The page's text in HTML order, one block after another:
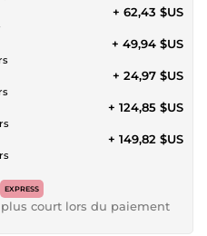
+ 62,43 $US
+ 49,94 $US
+ 24,97 $US
+ 124,85 $US
+ 149,82 $US
EXPRESS
court lors du paiement